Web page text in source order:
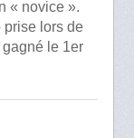
« novice ».
prise lors de
le 1er